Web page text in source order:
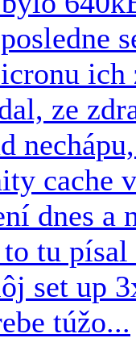
ze
cache
dnes a
tu
set up
túžo...